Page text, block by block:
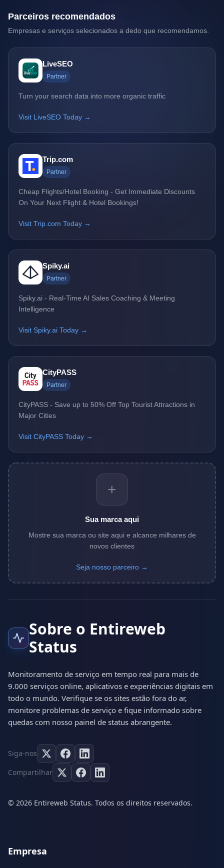
Parceiros recomendados
Empresas e serviços selecionados a dedo que recomendamos.
LiveSEO
Partner
Turn your search data into more organic traffic
Visit LiveSEO Today →
Trip.com
Partner
Cheap Flights/Hotel Booking - Get Immediate Discounts
On Your Next Flight & Hotel Bookings!
Visit Trip.com Today →
Spiky.ai
Partner
Spiky.ai - Real-Time AI Sales Coaching & Meeting
Intelligence
Visit Spiky.ai Today →
CityPASS
Partner
CityPASS - Save up to 50% Off Top Tourist Attractions in
Major Cities
Visit CityPASS Today →
+
Sua marca aqui
Mostre sua marca ou site aqui e alcance milhares de
novos clientes
Seja nosso parceiro →
Sobre o Entireweb
Status
Monitoramento de serviço em tempo real para mais de
9.000 serviços online, aplicativos e experiências digitais em
todo o mundo. Verifique se os sites estão fora do ar,
monitore problemas de serviço e fique informado sobre
quedas com nosso painel de status abrangente.
Siga-nos
Compartilhar
© 2026 Entireweb Status. Todos os direitos reservados.
Empresa